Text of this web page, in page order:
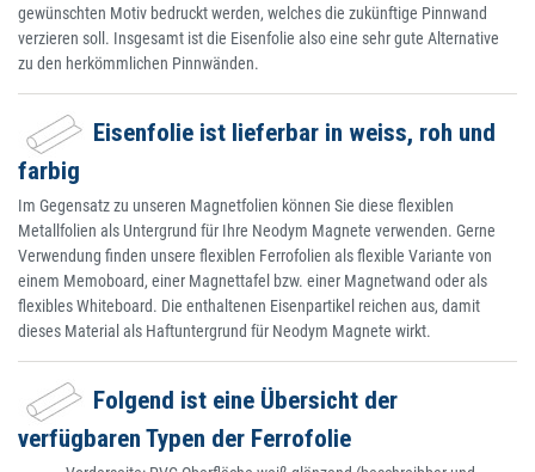
gewünschten Motiv bedruckt werden, welches die zukünftige Pinnwand
verzieren soll. Insgesamt ist die Eisenfolie also eine sehr gute Alternative
zu den herkömmlichen Pinnwänden.
Eisenfolie ist lieferbar in weiss, roh und
farbig
Im Gegensatz zu unseren Magnetfolien können Sie diese flexiblen
Metallfolien als Untergrund für Ihre Neodym Magnete verwenden. Gerne
Verwendung finden unsere flexiblen Ferrofolien als flexible Variante von
einem Memoboard, einer Magnettafel bzw. einer Magnetwand oder als
flexibles Whiteboard. Die enthaltenen Eisenpartikel reichen aus, damit
dieses Material als Haftuntergrund für Neodym Magnete wirkt.
Folgend ist eine Übersicht der
verfügbaren Typen der Ferrofolie